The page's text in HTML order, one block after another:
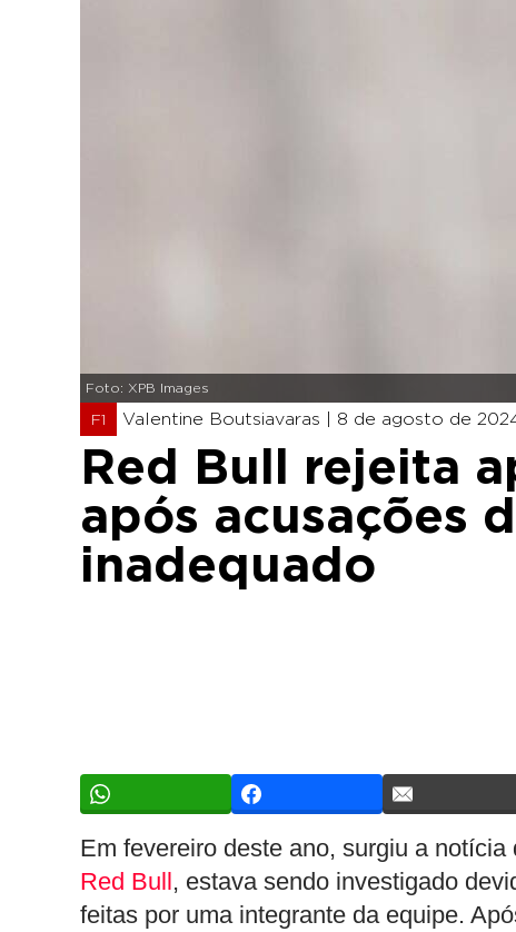
Foto: XPB Images
F1 Valentine Boutsiavaras | 8 de agosto de
Red Bull rejeita
após acusações
inadequado
Em fevereiro deste ano, surgiu a
Red Bull, estava sendo investigado
feitas por uma integrante da equipe.